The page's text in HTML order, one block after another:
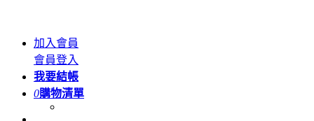
加入會員
會員登入
我要結帳
0購物清單